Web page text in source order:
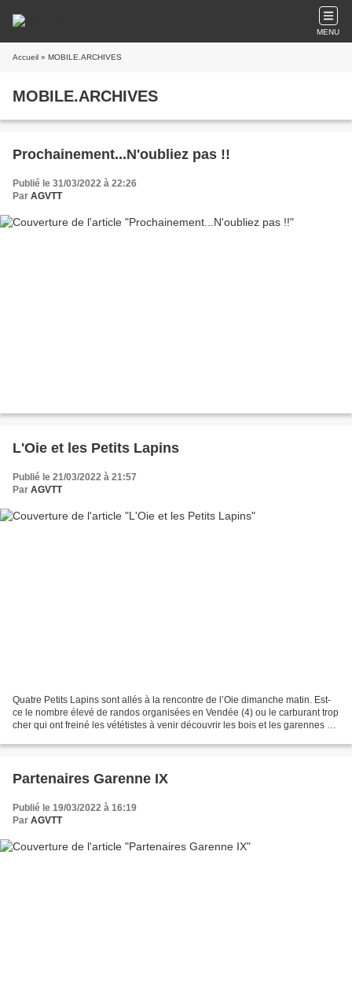
MENU
Accueil » MOBILE.ARCHIVES
MOBILE.ARCHIVES
Prochainement...N'oubliez pas !!
Publié le 31/03/2022 à 22:26
Par AGVTT
L'Oie et les Petits Lapins
Publié le 21/03/2022 à 21:57
Par AGVTT
Quatre Petits Lapins sont allés à la rencontre de l’Oie dimanche matin. Est-
ce le nombre élevé de randos organisées en Vendée (4) ou le carburant trop
cher qui ont freiné les vététistes à venir découvrir les bois et les garennes de
Partenaires Garenne IX
Publié le 19/03/2022 à 16:19
Par AGVTT